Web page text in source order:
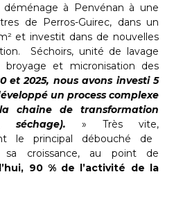
à Penvénan à une
de Perros-Guirec, dans un
et investit dans de nouvelles
Séchoirs, unité de lavage
broyage et micronisation des
et 2025, nous avons investi 5
un process complexe
chaine de transformation
séchage). » Très vite,
le principal débouché de
sa croissance, au point de
90 % de l’activité de la